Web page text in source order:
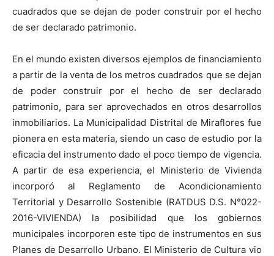
cuadrados que se dejan de poder construir por el hecho
de ser declarado patrimonio.
En el mundo existen diversos ejemplos de financiamiento
a partir de la venta de los metros cuadrados que se dejan
de poder construir por el hecho de ser declarado
patrimonio, para ser aprovechados en otros desarrollos
inmobiliarios. La Municipalidad Distrital de Miraflores fue
pionera en esta materia, siendo un caso de estudio por la
eficacia del instrumento dado el poco tiempo de vigencia.
A partir de esa experiencia, el Ministerio de Vivienda
incorporó al Reglamento de Acondicionamiento
Territorial y Desarrollo Sostenible (RATDUS D.S. N°022-
2016-VIVIENDA) la posibilidad que los gobiernos
municipales incorporen este tipo de instrumentos en sus
Planes de Desarrollo Urbano. El Ministerio de Cultura vio